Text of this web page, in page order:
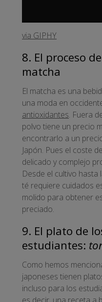
via GIPHY
8. El proceso
matcha
El matcha es una
una moda en
antioxidantes. Fuera
polvo tiene un precio
encontrarlo a un
Japón. Pues el coste
delicado y complejo
Desde el cultivo hasta
té requiere cuidados
molido para obtener
preciado.
9. El plato de
estudiantes:
Como hemos
japoneses tienen
incluso para los